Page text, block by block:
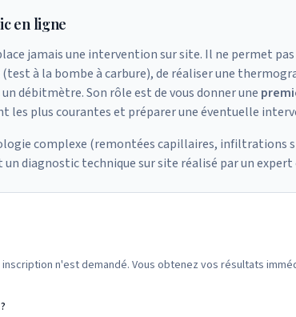
en ligne
jamais une intervention sur site. Il ne permet
à la bombe à carbure), de réaliser une
débitmètre. Son rôle est de vous donner une
les plus courantes et préparer une éventuelle
complexe (remontées capillaires, infiltrations
diagnostic technique sur site réalisé par un
n'est demandé. Vous obtenez vos résultats